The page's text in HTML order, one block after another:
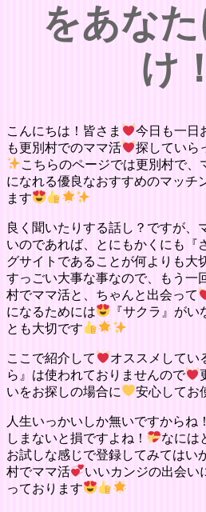
をあな
け！
こんにちは！皆さま 今日も一日
も更別村でのママ活
探していら
こちらのページでは更別村で、
になれる優良なおすすめのマッチ
ます
良く聞いたりする話し？ですが、
いのであれば、とにもかくにも『
グサイトであることが何よりも大
すっごい大事な事なので、もう一
村でママ活と、ちゃんと出会って
になるためには
『サクラ』が
とも大切です
ここで紹介して
オススメしてい
ら』は使われておりませんので
いをお探しの場合に
安心してお
人生いっかいしか無いですからね
しまないと損ですよね！
なには
お試しな感じで登録してみてはい
村でママ活
いいカンジの出会い
っております